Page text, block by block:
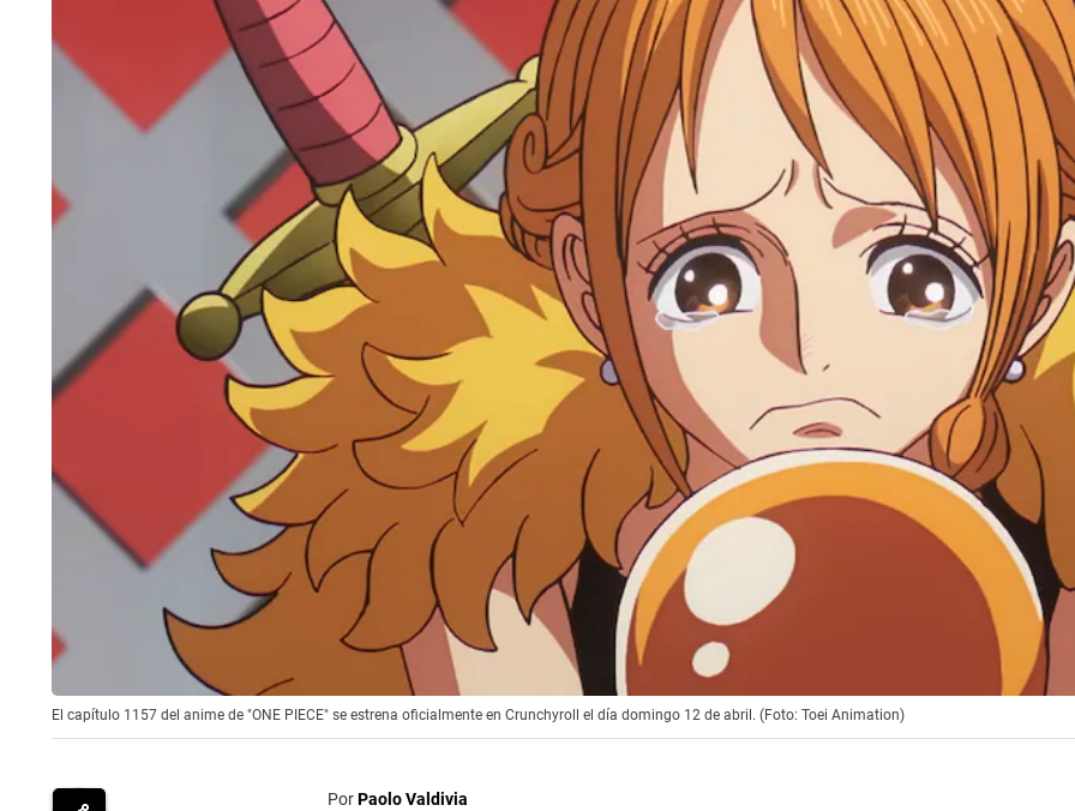
El capítulo 1157 del anime de "ONE PIECE" se estrena oficialmente en Crunchyroll el día domingo 12 de abril. (Foto: Toei Animation)
PorPaolo Valdivia